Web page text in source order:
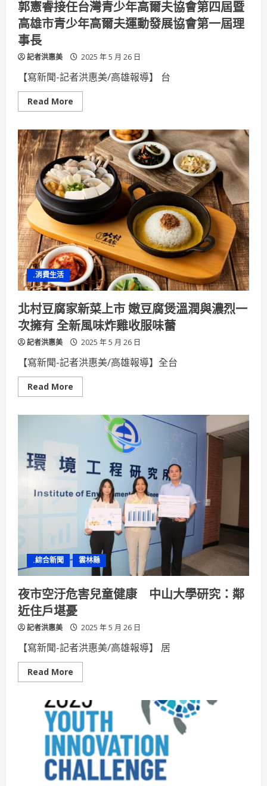
賜
斌
醫
擔
座
長
講
領
風
潮
郭憲睿接任台灣青少年高爾夫協會第四屆暨
高雄市青少年高爾夫運動發展協會第一屆理
事長
記者洪惠美 2025 年 5 月 26 日
【寫新聞-記者洪惠美/高雄報導】 台
Read More
more
憲
睿
接
任
台
灣
青
少
年
爾
夫
協
會
第
四
屆
暨
高
雄
市
青
少
年
高
爾
運
動
發
一
事
.消費生活
北村豆腐家新菜上市 嫩豆腐煲溫潤與濃烈一
次擁有 全新風味炸雞收服味蕾
記者洪惠美 2025 年 5 月 26 日
【寫新聞-記者洪惠美/高雄報導】全台
Read More
more
家
菜
上
豆
濃
烈
一
次
擁
有
全
新
風
味
炸
收
服
味
.綜合新聞 雲林縣
夜市空汙危害兒童健康 中山大學研究：鄰
近住戶堪憂
記者洪惠美 2025 年 5 月 26 日
【寫新聞-記者洪惠美/高雄報導】 居
Read More
more
市
空
危
害
兒
童
健
康
中